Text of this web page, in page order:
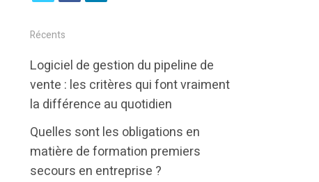
i
t
t
e
b
o
k
e
d
i
n
Récents
Logiciel de gestion du pipeline de
vente : les critères qui font vraiment
la différence au quotidien
Quelles sont les obligations en
matière de formation premiers
secours en entreprise ?